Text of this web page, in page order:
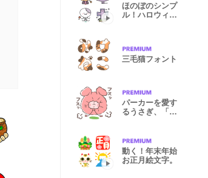
ほのぼのシンプ
ル！ハロウィン
三毛猫フォント
パーカーを愛す
るうさぎ、「う
動く！年末年始
お正月絵文字。